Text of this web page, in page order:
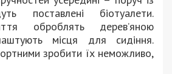
поставлені біотуалети.
оброблять дерев’яною
місця для сидіння.
зробити їх неможливо,